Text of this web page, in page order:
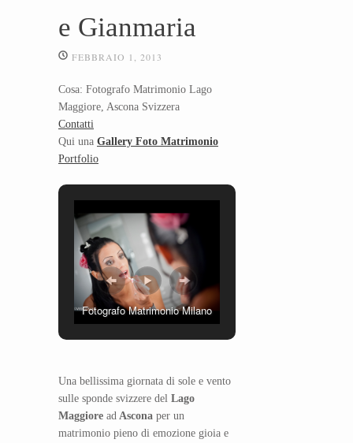
e Gianmaria
FEBBRAIO 1, 2013
Cosa: Fotografo Matrimonio Lago
Maggiore, Ascona Svizzera
Contatti
Qui una Gallery Foto Matrimonio
Portfolio
Fotografo Matrimonio Milano
Una bellissima giornata di sole e vento
sulle sponde svizzere del Lago
Maggiore ad Ascona per un
matrimonio pieno di emozione gioia e